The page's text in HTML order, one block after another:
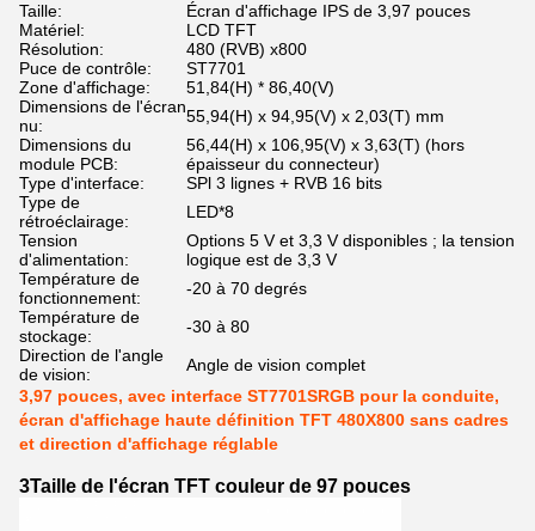
Taille:
Écran d'affichage IPS de 3,97 pouces
Matériel:
LCD TFT
Résolution:
480 (RVB) x800
Puce de contrôle:
ST7701
Zone d'affichage:
51,84(H) * 86,40(V)
Dimensions de l'écran
nu:
55,94(H) x 94,95(V) x 2,03(T) mm
Dimensions du
module PCB:
56,44(H) x 106,95(V) x 3,63(T) (hors
épaisseur du connecteur)
Type d'interface:
SPl 3 lignes + RVB 16 bits
Type de
rétroéclairage:
LED*8
Tension
d'alimentation:
Options 5 V et 3,3 V disponibles ; la tension
logique est de 3,3 V
Température de
fonctionnement:
-20 à 70 degrés
Température de
stockage:
-30 à 80
Direction de l'angle
de vision:
Angle de vision complet
3,97 pouces, avec interface ST7701SRGB pour la conduite,
écran d'affichage haute définition TFT 480X800 sans cadres
et direction d'affichage réglable
3Taille de l'écran TFT couleur de 97 pouces